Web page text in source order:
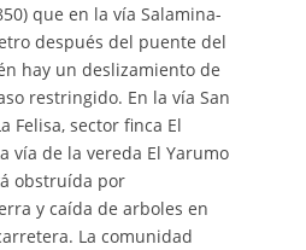
que en la vía Salamina-
después del puente del
hay un deslizamiento de
restringido. En la vía San
Felisa, sector finca El
vía de la vereda El Yarumo
obstruída por
y caída de arboles en
La comunidad